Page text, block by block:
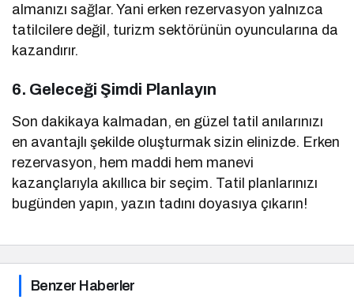
almanızı sağlar. Yani erken rezervasyon yalnızca
tatilcilere değil, turizm sektörünün oyuncularına da
kazandırır.
6. Geleceği Şimdi Planlayın
Son dakikaya kalmadan, en güzel tatil anılarınızı
en avantajlı şekilde oluşturmak sizin elinizde. Erken
rezervasyon, hem maddi hem manevi
kazançlarıyla akıllıca bir seçim. Tatil planlarınızı
bugünden yapın, yazın tadını doyasıya çıkarın!
Benzer Haberler